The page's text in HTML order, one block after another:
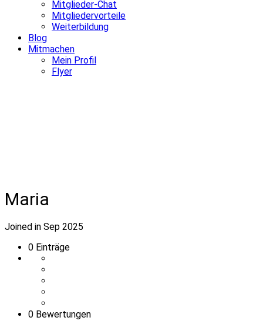
Mitglieder-Chat
Mitgliedervorteile
Weiterbildung
Blog
Mitmachen
Mein Profil
Flyer
Maria
Joined in Sep 2025
0 Einträge
0 Bewertungen